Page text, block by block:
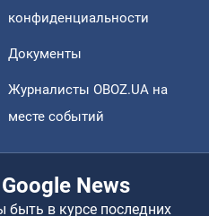
конфиденциальности
Документы
Журналисты OBOZ.UA на
месте событий
News
быть в курсе последних